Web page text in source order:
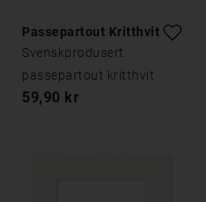
Passepartout Kritthvitt
Svenskprodusert
passepartout kritthvit
59,90 kr